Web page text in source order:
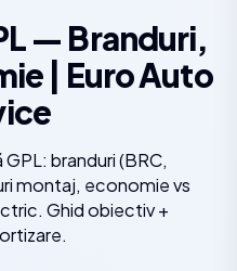
— Branduri,
| Euro Auto
branduri (BRC,
montaj, economie vs
Ghid obiectiv +